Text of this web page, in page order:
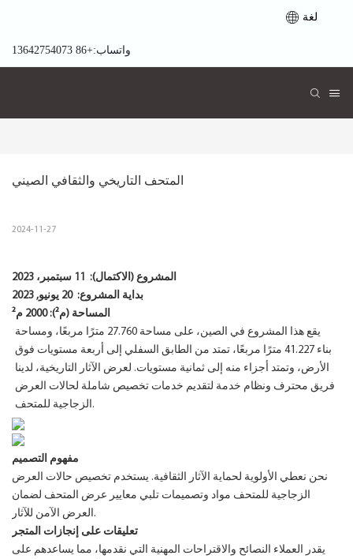
لغة
واتساب:+86 13642754073
المتحف التاريخي والثقافي الصيني
2024-11-27
المشروع (الاكتمال):
بداية المشروع: 20 يونيو, 2023
المساحة (م²): 2000 م²
يقع هذا المشروع في الصين، على مساحة 27.760 مترًا مربعًا، ومساحة
بناء 41.227 مترًا مربعًا، تمتد من الطابق السفلي إلى أربعة مستويات فوق
الأرض، وتمتد أجزاء منه إلى ثمانية مستويات. لعرض الآثار التاريخية، لدينا
فريق محترف ونظام خدمة لتقديم خدمات تخصيص شاملة لحالات العرض
الزجاجية للمتحف.
مفهوم التصميم
نحن نعطي الأولوية لحماية الآثار الثقافية. يستخدم تخصيص حالات العرض
الزجاجية للمتحف مواد وتصميمات تلبي معايير عرض المتحف لضمان
العرض الآمن للآثار.
تعليقات على إنجازات المتجر
يقدر العملاء النصائح والاقتراحات المهنية التي نقدمها، مما يساعدهم على